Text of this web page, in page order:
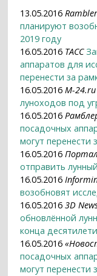
13.05.2016
планируют
2019 году
16.05.2016 ТАСС
аппаратов для
перенести за
16.05.2016M-24.ru
луноходов под
16.05.2016
посадочных
могут перенести
16.05.2016
отправить
16.05.2016
возобновят
16.05.20163D
обновлённой
конца
16.05.2016
посадочных
могут перенести